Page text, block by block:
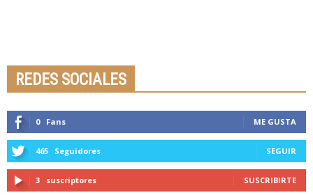
REDES SOCIALES
0 Fans ME GUSTA
465 Seguidores SEGUIR
3 suscriptores SUSCRIBIRTE